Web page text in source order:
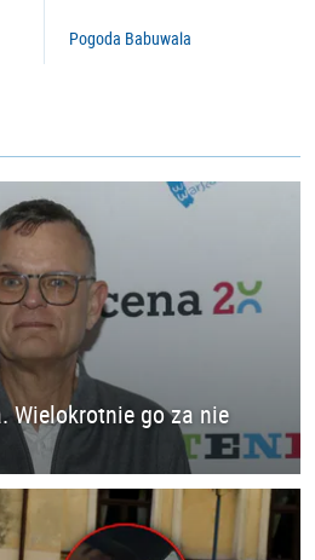
Pogoda Babuwala
Wielokrotnie go za nie